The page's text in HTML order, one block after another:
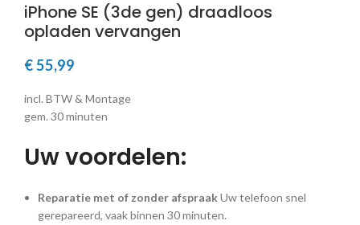
iPhone SE (3de gen) draadloos
opladen vervangen
€55,99
incl. BTW & Montage
gem. 30 minuten
Uw voordelen:
Reparatie met of zonder afspraakUw telefoon snel
gerepareerd, vaak binnen 30 minuten.